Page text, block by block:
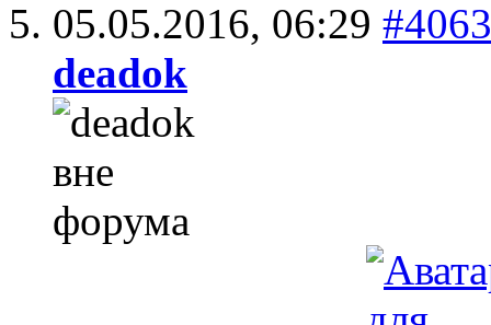
05.05.2016, 06:29 #4063
deadok